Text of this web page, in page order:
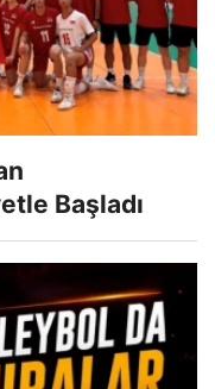
Başladı